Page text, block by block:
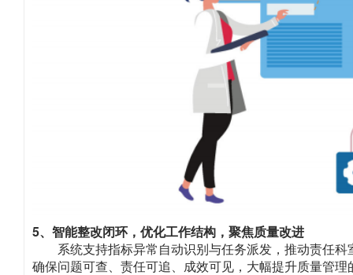
5、智能整改闭环，优化工作结构，聚焦质量改进
系统支持指标异常自动识别与任务派发，推动责任
确保问题可查、责任可追、成效可见，大幅提升质量管